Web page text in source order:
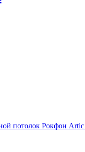
потолок Рокфон